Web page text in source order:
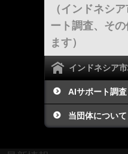
（インドネシ
ート調査、そ
ます）
インドネシア
AIサポート調査
当団体について